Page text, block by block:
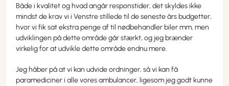
Både i kvalitet og hvad angår responstider, det skyldes ikke
mindst de krav vi i Venstre stillede til de seneste års budgetter,
hvor vi fik sat ekstra penge af til nødbehandler biler mm, men
udviklingen på dette område går stærkt, og jeg brænder
virkelig for at udvikle dette område endnu mere.
Jeg håber på at vi kan udvide ordninger, så vi kan få
paramediciner i alle vores ambulancer, ligesom jeg godt kunne